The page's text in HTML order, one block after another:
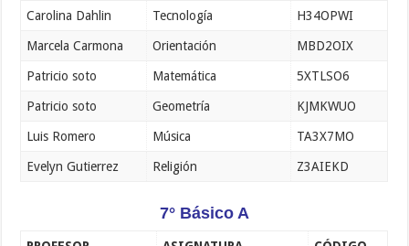
Carolina Dahlin Tecnología H34OPWI
Marcela Carmona Orientación MBD2OIX
Patricio soto Matemática 5XTLSO6
Patricio soto Geometría KJMKWUO
Luis Romero Música TA3X7MO
Evelyn Gutierrez Religión Z3AIEKD
7° Básico A